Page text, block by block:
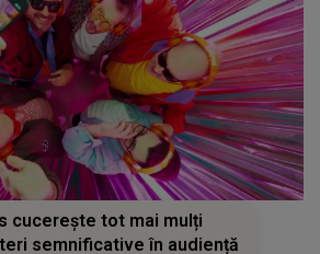
cucerește tot mai mulți
semnificative în audiență